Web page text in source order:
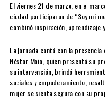
El viernes 21 de marzo, en el
ciudad participaron de “Soy mi
combinó inspiración, aprendizaje
La jornada contó con la
Néstor Moio, quien presentó su
su intervención, brindó
sociales y empoderamiento,
mujer se sienta segura con su